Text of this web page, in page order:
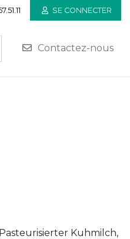
SE CONNECTER
Contactez-nous
Kuhmilch,